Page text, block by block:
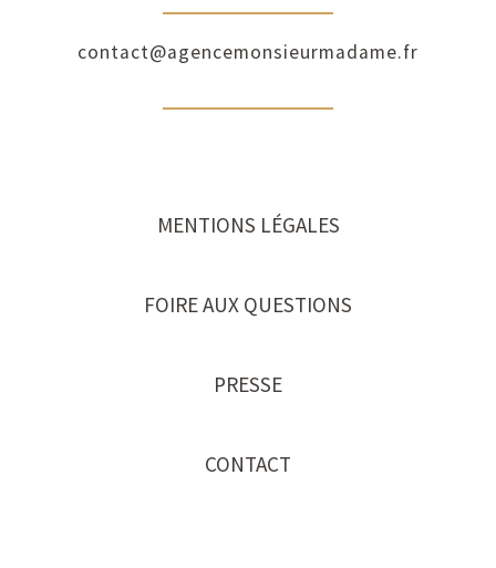
contact@agencemonsieurmadame.fr
MENTIONS LÉGALES
FOIRE AUX QUESTIONS
PRESSE
CONTACT